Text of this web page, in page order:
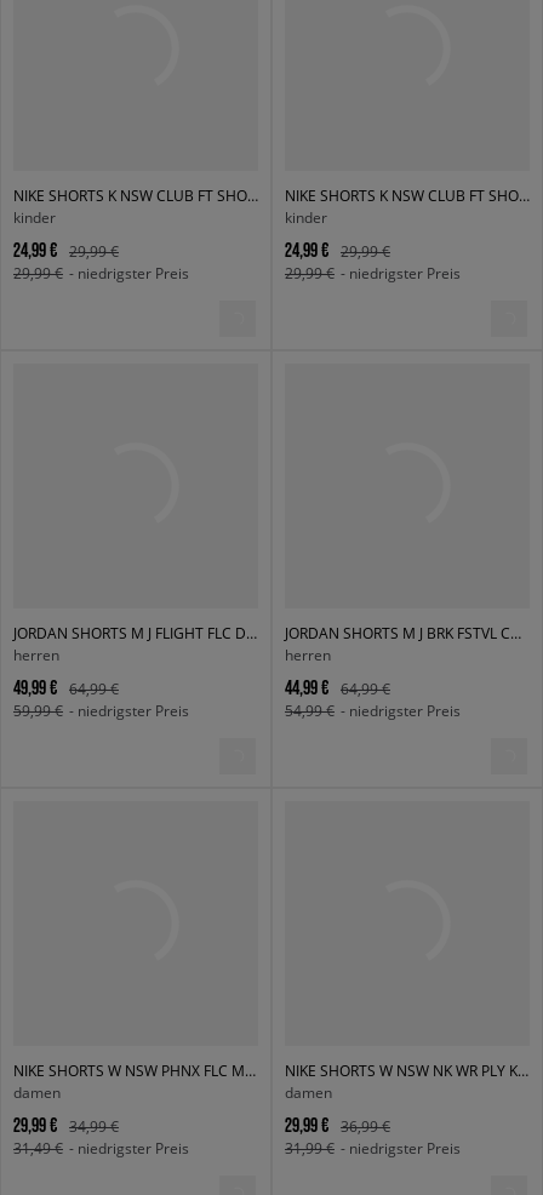
NIKE SHORTS K NSW CLUB FT SHORT LBR BOY
kinder
24,99 €
29,99 €
29,99 € - niedrigster Preis
NIKE SHORTS K NSW CLUB FT SHORT LBR BOY
kinder
24,99 €
29,99 €
29,99 € - niedrigster Preis
JORDAN SHORTS M J FLIGHT FLC DMND SHORT
herren
49,99 €
64,99 €
59,99 € - niedrigster Preis
JORDAN SHORTS M J BRK FSTVL CARGO SHORT
herren
44,99 €
64,99 €
54,99 € - niedrigster Preis
NIKE SHORTS W NSW PHNX FLC MR STD 4IN
damen
29,99 €
34,99 €
31,49 € - niedrigster Preis
NIKE SHORTS W NSW NK WR PLY KNT MR 2" SHRT
damen
29,99 €
36,99 €
31,99 € - niedrigster Preis